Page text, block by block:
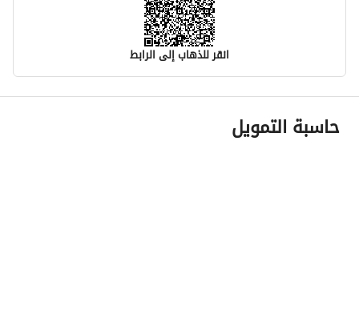
انقر للذهاب إلى الرابط
معلومات مسؤول الإعلان
اسم المسؤول
حاسبة التمويل